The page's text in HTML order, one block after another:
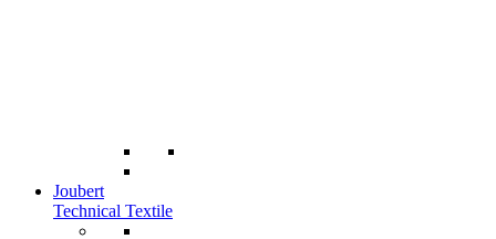
Joubert
Technical Textile